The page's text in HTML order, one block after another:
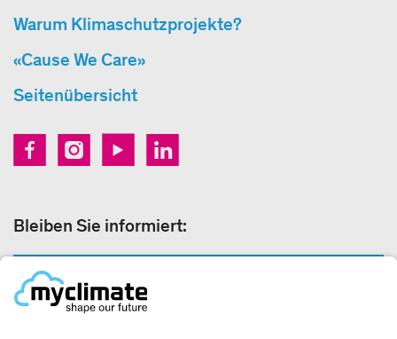
Warum Klimaschutzprojekte?
«Cause We Care»
Seitenübersicht
Bleiben Sie informiert: